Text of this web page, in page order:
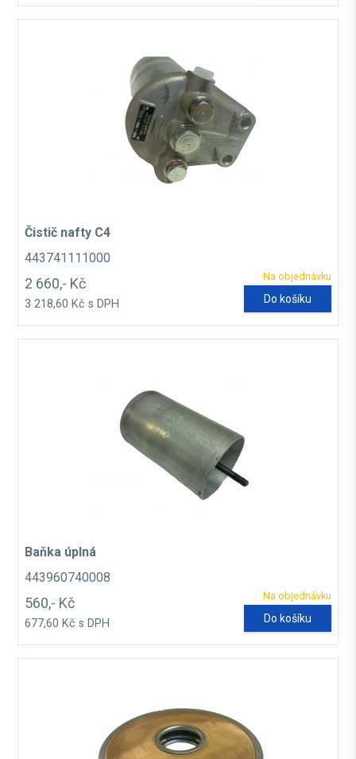
Čistič nafty C4
443741111000
Na objednávku
2 660,- Kč
3 218,60 Kč s DPH Do košíku
Baňka úplná
443960740008
Na objednávku
560,- Kč
677,60 Kč s DPH Do košíku